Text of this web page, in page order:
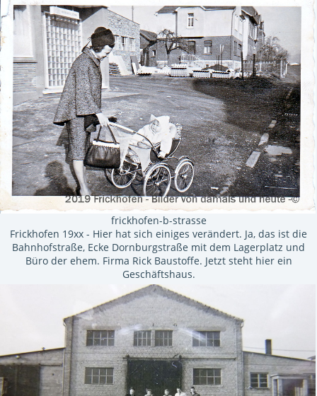
frickhofen-b-strasse
Frickhofen 19xx - Hier hat sich einiges verändert. Ja, das ist die
Bahnhofstraße, Ecke Dornburgstraße mit dem Lagerplatz und
Büro der ehem. Firma Rick Baustoffe. Jetzt steht hier ein
Geschäftshaus.